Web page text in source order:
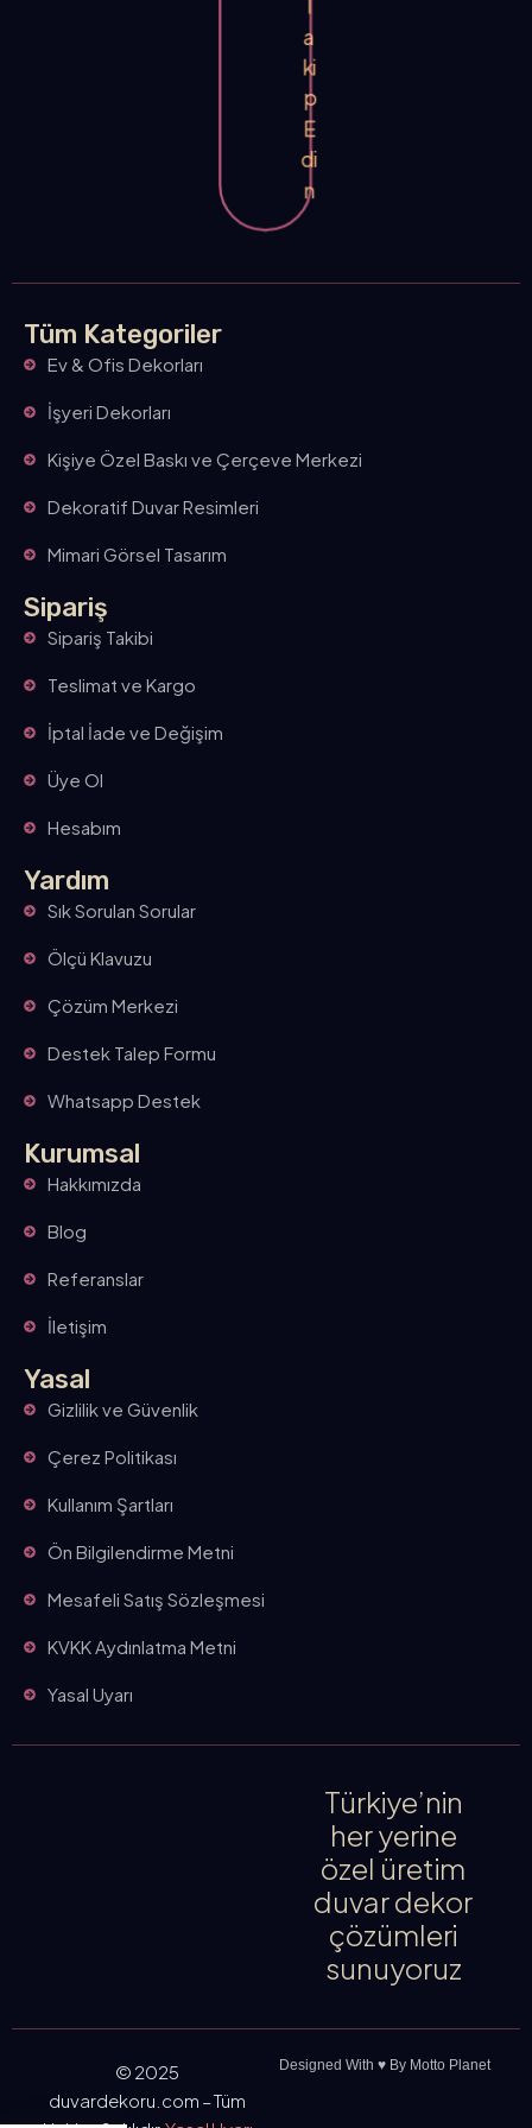
ki
p
E
di
n
Tüm Kategoriler
Ev & Ofis Dekorları
İşyeri Dekorları
Kişiye Özel Baskı ve Çerçeve Merkezi
Dekoratif Duvar Resimleri
Mimari Görsel Tasarım
Sipariş
Sipariş Takibi
Teslimat ve Kargo
İptal İade ve Değişim
Üye Ol
Hesabım
Yardım
Sık Sorulan Sorular
Ölçü Klavuzu
Çözüm Merkezi
Destek Talep Formu
Whatsapp Destek
Kurumsal
Hakkımızda
Blog
Referanslar
İletişim
Yasal
Gizlilik ve Güvenlik
Çerez Politikası
Kullanım Şartları
Ön Bilgilendirme Metni
Mesafeli Satış Sözleşmesi
KVKK Aydınlatma Metni
Yasal Uyarı
Türkiye’nin
her yerine
özel üretim
duvar dekor
çözümleri
sunuyoruz
© 2025
duvardekoru.com – Tüm
Designed With ♥️ By Motto Planet